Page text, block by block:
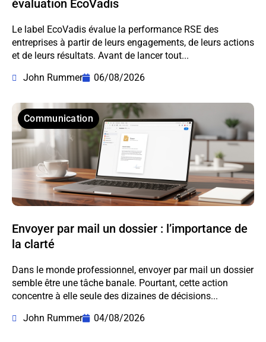
évaluation EcoVadis
Le label EcoVadis évalue la performance RSE des
entreprises à partir de leurs engagements, de leurs actions
et de leurs résultats. Avant de lancer tout...
John Rummer
06/08/2026
Communication
Envoyer par mail un dossier : l’importance de
la clarté
Dans le monde professionnel, envoyer par mail un dossier
semble être une tâche banale. Pourtant, cette action
concentre à elle seule des dizaines de décisions...
John Rummer
04/08/2026